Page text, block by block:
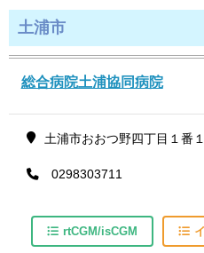
土浦市
総合病院土浦協同病院
土浦市おおつ野四丁目１番
0298303711
rtCGM/isCGM